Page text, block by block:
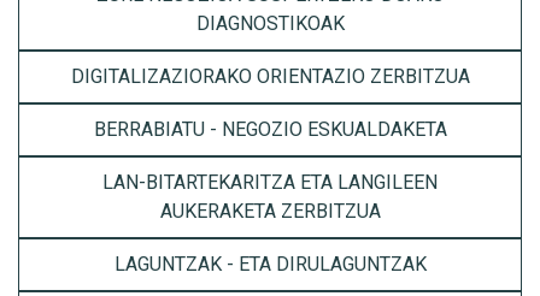
DIAGNOSTIKOAK
DIGITALIZAZIORAKO ORIENTAZIO ZERBITZUA
BERRABIATU - NEGOZIO ESKUALDAKETA
LAN-BITARTEKARITZA ETA LANGILEEN
AUKERAKETA ZERBITZUA
LAGUNTZAK - ETA DIRULAGUNTZAK